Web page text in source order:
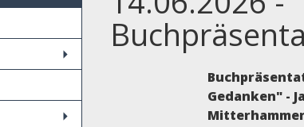
Gedanken" -